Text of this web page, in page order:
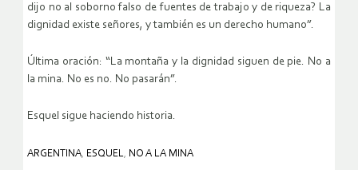
dijo no al soborno falso de fuentes de trabajo y de riqueza? La
dignidad existe señores, y también es un derecho humano”.
Última oración: “La montaña y la dignidad siguen de pie. No a
la mina. No es no. No pasarán”.
Esquel sigue haciendo historia.
ARGENTINA, ESQUEL, NO A LA MINA